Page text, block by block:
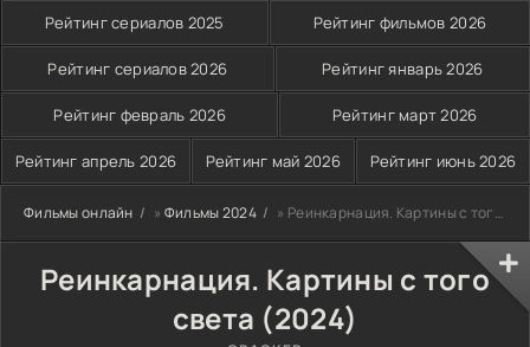
Рейтинг сериалов 2025 Рейтинг фильмов 2026
Рейтинг сериалов 2026 Рейтинг январь 2026
Рейтинг февраль 2026 Рейтинг март 2026
Рейтинг апрель 2026 Рейтинг май 2026 Рейтинг июнь 2026
Фильмы онлайн » Фильмы 2024 » Реинкарнация. Картины с того света (2024)
Реинкарнация. Картины с того
света (2024)